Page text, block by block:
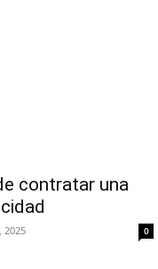
contratar una
2025 0